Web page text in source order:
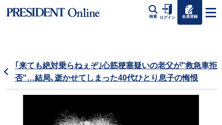
検索 ログイン 会員登録
｢来ても絶対乗らねぇぞ｣心筋梗塞疑いの老父が"救急車拒
否"…結局､逝かせてしまった40代ひとり息子の悔恨